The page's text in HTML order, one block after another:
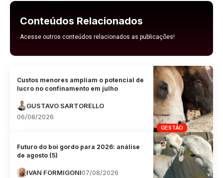
Conteúdos Relacionados
Acesse outros conteúdos relacionados as publicações!
GESTÃO
Custos menores ampliam o potencial de
lucro no confinamento em julho
GUSTAVO SARTORELLO
06/08/2026
Futuro do boi gordo para 2026: análise
de agosto (5)
IVAN FORMIGONI07/08/2026